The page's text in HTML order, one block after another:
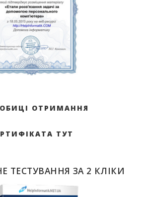
ОТРИМАННЯ
ТУТ
ТЕСТУВАННЯ ЗА 2 КЛІКИ